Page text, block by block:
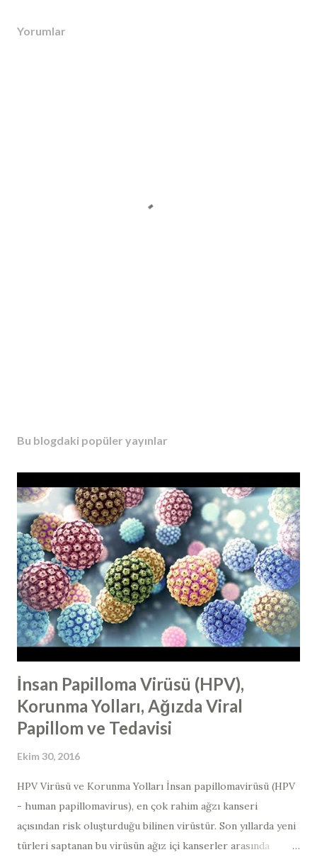
Yorumlar
Bu blogdaki popüler yayınlar
İnsan Papilloma Virüsü (HPV),
Korunma Yolları, Ağızda Viral
Papillom ve Tedavisi
Ekim 30, 2016
HPV Virüsü ve Korunma Yolları İnsan papillomavirüsü (HPV
- human papillomavirus​), en çok rahim ağzı kanseri
açısından risk oluşturduğu bilinen virüstür. Son yıllarda yeni
türleri saptanan bu virüsün ağız içi kanserler arasında